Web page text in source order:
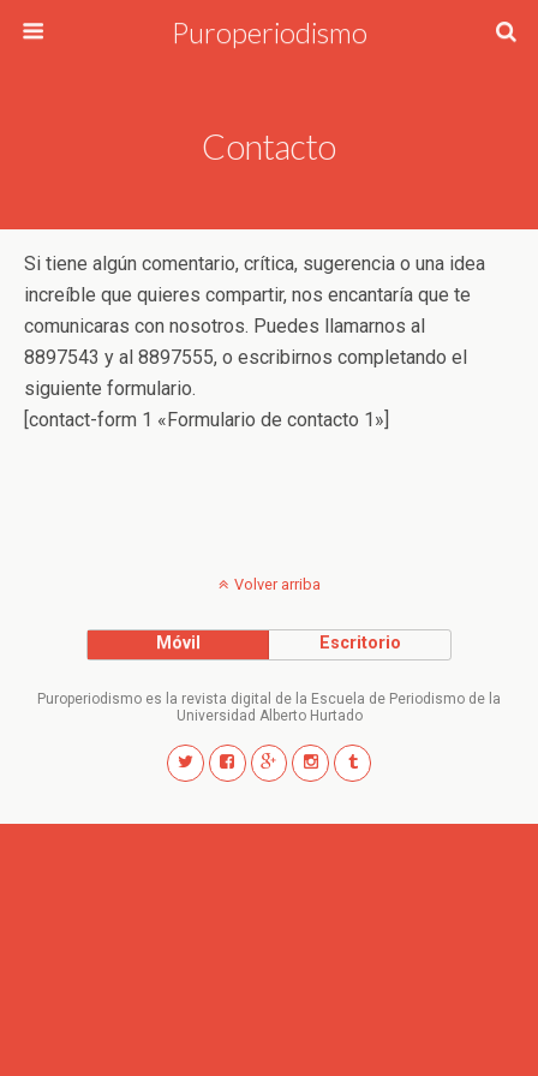
Puroperiodismo
Contacto
Si tiene algún comentario, crítica, sugerencia o una idea
increíble que quieres compartir, nos encantaría que te
comunicaras con nosotros. Puedes llamarnos al
8897543 y al 8897555, o escribirnos completando el
siguiente formulario.
[contact-form 1 «Formulario de contacto 1»]
Volver arriba
Móvil Escritorio
Puroperiodismo es la revista digital de la Escuela de Periodismo de la
Universidad Alberto Hurtado